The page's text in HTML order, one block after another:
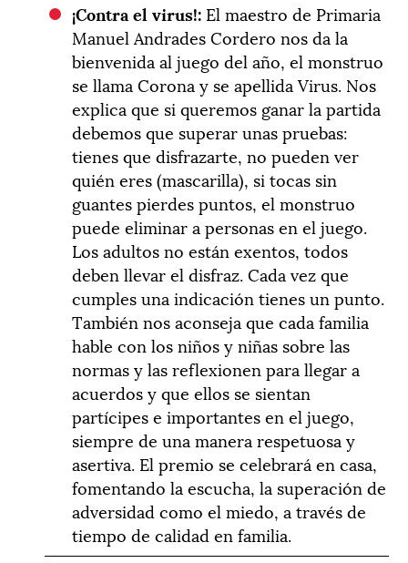
¡Contra el virus!: El maestro de Primaria
Manuel Andrades Cordero nos da la
bienvenida al juego del año, el monstruo
se llama Corona y se apellida Virus. Nos
explica que si queremos ganar la partida
debemos que superar unas pruebas:
tienes que disfrazarte, no pueden ver
quién eres (mascarilla), si tocas sin
guantes pierdes puntos, el monstruo
puede eliminar a personas en el juego.
Los adultos no están exentos, todos
deben llevar el disfraz. Cada vez que
cumples una indicación tienes un punto.
También nos aconseja que cada familia
hable con los niños y niñas sobre las
normas y las reflexionen para llegar a
acuerdos y que ellos se sientan
partícipes e importantes en el juego,
siempre de una manera respetuosa y
asertiva. El premio se celebrará en casa,
fomentando la escucha, la superación de
adversidad como el miedo, a través de
tiempo de calidad en familia.